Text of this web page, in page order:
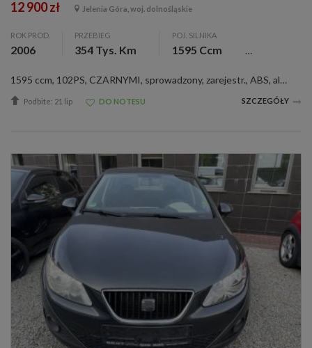
12 900 zł Jelenia Góra, woj. dolnośląskie
ROK PROD.
2006
PRZEBIEG
354 Tys. Km
POJ. SILNIKA
1595 Ccm
1595 ccm, 102PS, CZARNYMI, sprowadzony, zarejestr., ABS, alum. felgi 16, c. zamek, el. otw. szyby, el. reg. lusterka, ESP, immobilizer, klimatyzacja, 8 pod. pow., wspom. kier.,
Podbite: 21 lip DO NOTESU SZCZEGÓŁY